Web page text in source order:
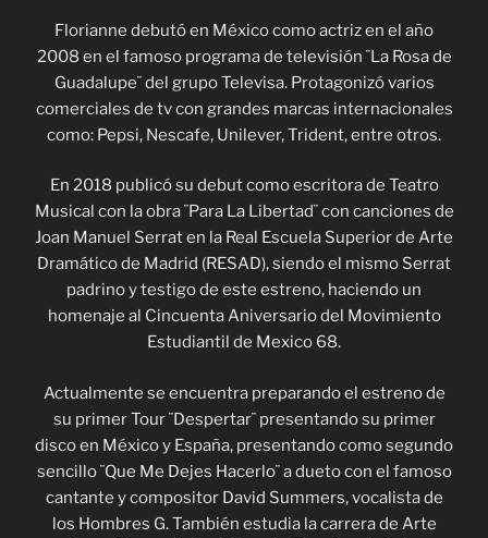
Florianne debutó en México como actriz en el año
2008 en el famoso programa de televisión ¨La Rosa de
Guadalupe¨ del grupo Televisa. Protagonizó varios
comerciales de tv con grandes marcas internacionales
como: Pepsi, Nescafe, Unilever, Trident, entre otros.
En 2018 publicó su debut como escritora de Teatro
Musical con la obra ¨Para La Libertad¨ con canciones de
Joan Manuel Serrat en la Real Escuela Superior de Arte
Dramático de Madrid (RESAD), siendo el mismo Serrat
padrino y testigo de este estreno, haciendo un
homenaje al Cincuenta Aniversario del Movimiento
Estudiantil de Mexico 68.
Actualmente se encuentra preparando el estreno de
su primer Tour ¨Despertar¨ presentando su primer
disco en México y España, presentando como segundo
sencillo ¨Que Me Dejes Hacerlo¨ a dueto con el famoso
cantante y compositor David Summers, vocalista de
los Hombres G. También estudia la carrera de Arte